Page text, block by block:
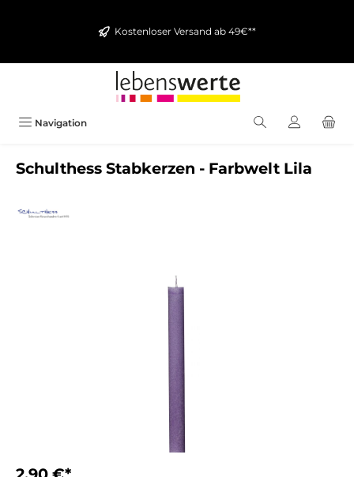
Kostenloser Versand ab 49€**
Navigation
Schulthess Stabkerzen - Farbwelt Lila